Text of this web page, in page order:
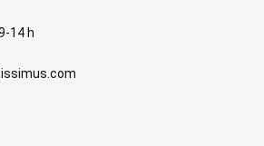
14 h